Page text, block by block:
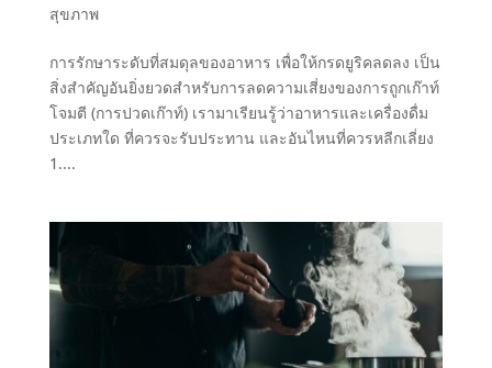
สุขภาพ
การรักษาระดับที่สมดุลของอาหาร เพื่อให้กรดยูริคลดลง เป็น
สิ่งสำคัญอันยิ่งยวดสำหรับการลดความเสี่ยงของการถูกเก๊าท์
โจมตี (การปวดเก๊าท์) เรามาเรียนรู้ว่าอาหารและเครื่องดื่ม
ประเภทใด ที่ควรจะรับประทาน และอันไหนที่ควรหลีกเลี่ยง
1....